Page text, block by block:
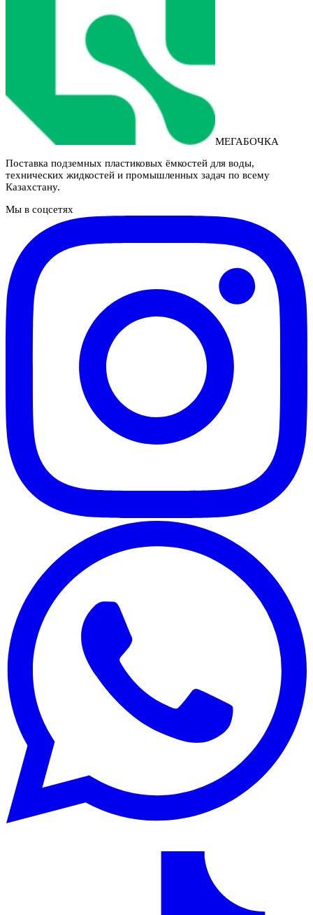
МЕГАБОЧКА
Поставка подземных пластиковых ёмкостей для воды,
технических жидкостей и промышленных задач по всему
Казахстану.
Мы в соцсетях